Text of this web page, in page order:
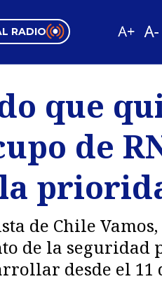
RADIO
Tendencias
Videos
que
de
la
de Chile
de la seguridad
desde el 11